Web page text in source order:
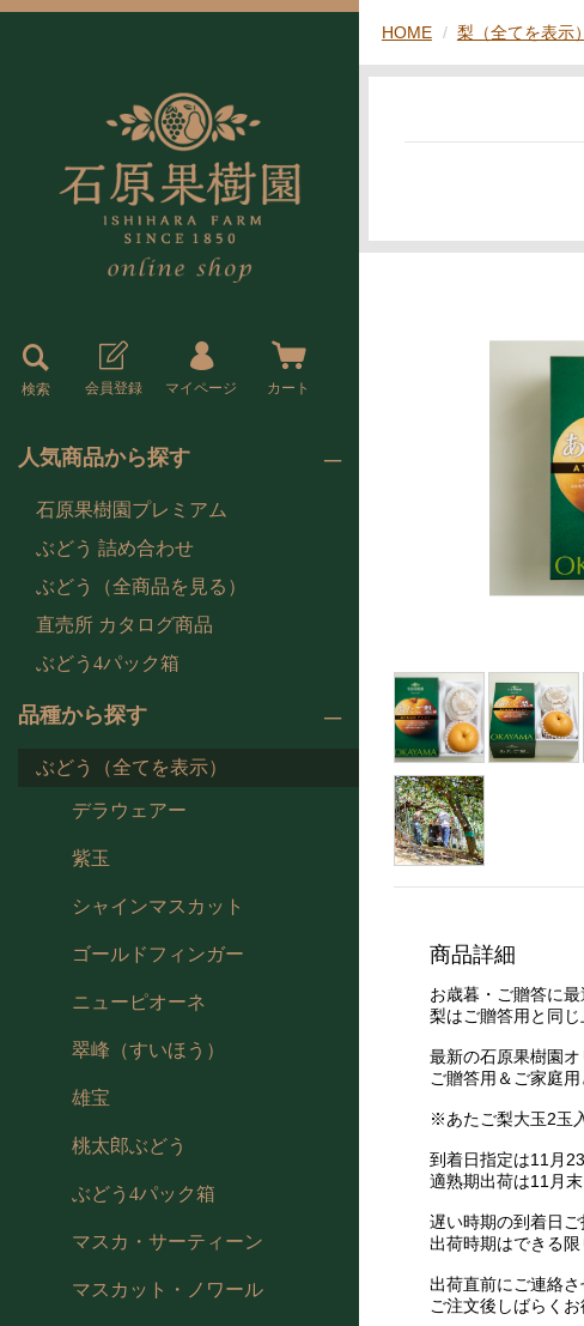
会員登録 マイページ カート
検索
人気商品から探す
石原果樹園プレミアム
ぶどう 詰め合わせ
ぶどう（全商品を見る）
直売所 カタログ商品
ぶどう4パック箱
品種から探す
ぶどう（全てを表示）
デラウェアー
紫玉
シャインマスカット
ゴールドフィンガー
ニューピオーネ
翠峰（すいほう）
雄宝
桃太郎ぶどう
ぶどう4パック箱
マスカ・サーティーン
マスカット・ノワール
HOME 梨（全てを表示）
商品詳細
お歳暮・ご贈答に最
梨はご贈答用と同じ
最新の石原果樹園オ
ご贈答用＆ご家庭
※あたご梨大玉2玉
到着日指定は11月
適熟期出荷は11月
遅い時期の到着日ご
出荷時期はできる限
出荷直前にご連絡さ
ご注文後しばらくお